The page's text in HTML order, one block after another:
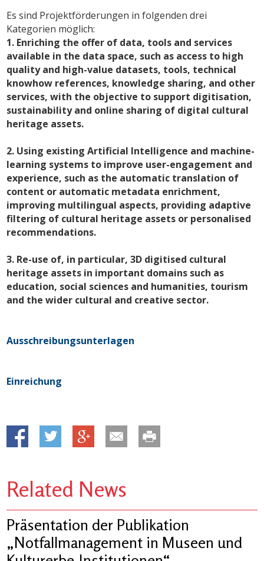
Es sind Projektförderungen in folgenden drei
Kategorien möglich:
1. Enriching the offer of data, tools and services
available in the data space, such as access to high
quality and high-value datasets, tools, technical
knowhow references, knowledge sharing, and other
services, with the objective to support digitisation,
sustainability and online sharing of digital cultural
heritage assets.
2. Using existing Artificial Intelligence and machine-
learning systems to improve user-engagement and
experience, such as the automatic translation of
content or automatic metadata enrichment,
improving multilingual aspects, providing adaptive
filtering of cultural heritage assets or personalised
recommendations.
3. Re-use of, in particular, 3D digitised cultural
heritage assets in important domains such as
education, social sciences and humanities, tourism
and the wider cultural and creative sector.
Ausschreibungsunterlagen
Einreichung
Related News
Präsentation der Publikation
„Notfallmanagement in Museen und